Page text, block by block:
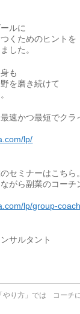
ルに
くためのヒントを
した。
も
を磨き続けて
速かつ最短でクラ
lp/
セミナーはこちら
がら副業のコーチ
lp/group-
サルタント
やり方」では
コーチ